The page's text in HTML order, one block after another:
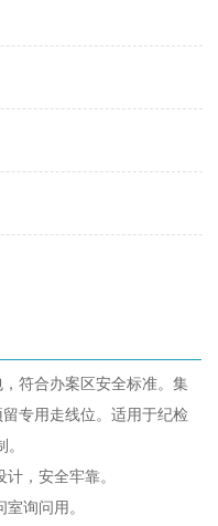
符合办案区安全标准。集
专用走线位。适用于纪检
，安全牢靠。
询问用。